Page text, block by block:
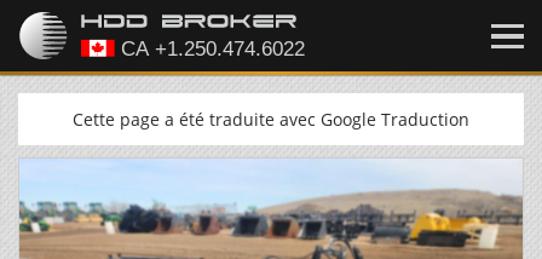
Cette page a été traduite avec Google Traduction